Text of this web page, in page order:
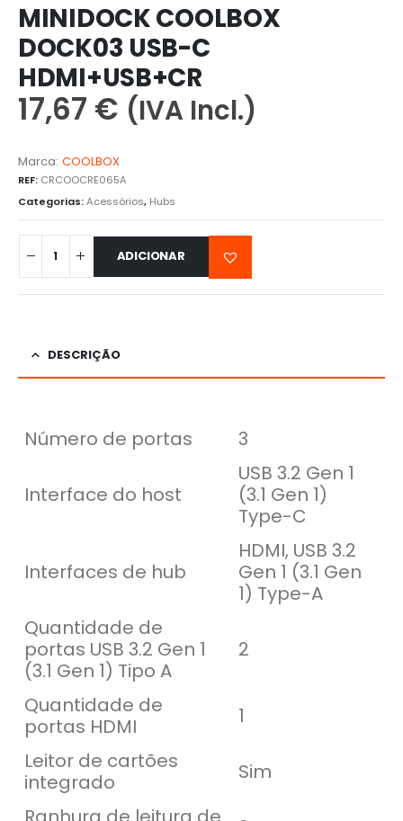
MINIDOCK COOLBOX
DOCK03 USB-C
HDMI+USB+CR
17,67 € (IVA Incl.)
Marca: COOLBOX
REF: CRCOOCRE065A
Categorias:Acessórios, Hubs
ADICIONAR
DESCRIÇÃO
Número de portas 3
Interface do host
USB 3.2 Gen 1
(3.1 Gen 1)
Type-C
Interfaces de hub
HDMI, USB 3.2
Gen 1 (3.1 Gen
1) Type-A
Quantidade de
portas USB 3.2 Gen 1
(3.1 Gen 1) Tipo A
2
Quantidade de
portas HDMI
1
Leitor de cartões
integrado
Sim